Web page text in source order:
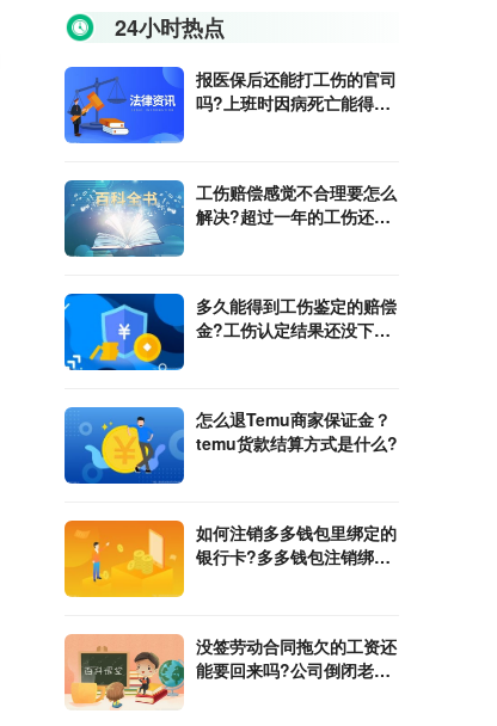
24小时热点
报医保后还能打工伤的官司
吗?上班时因病死亡能得到
工伤赔偿感觉不合理要怎么
解决?超过一年的工伤还能
多久能得到工伤鉴定的赔偿
金?工伤认定结果还没下来
怎么退Temu商家保证金？
temu货款结算方式是什么?
如何注销多多钱包里绑定的
银行卡?多多钱包注销绑定
没签劳动合同拖欠的工资还
能要回来吗?公司倒闭老板